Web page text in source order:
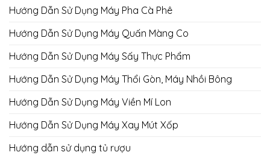
Hướng Dẫn Sử Dụng Máy Pha Cà Phê
Hướng Dẫn Sử Dụng Máy Quấn Màng Co
Hướng Dẫn Sử Dụng Máy Sấy Thực Phẩm
Hướng Dẫn Sử Dụng Máy Thổi Gòn, Máy Nhồi Bông
Hướng Dẫn Sử Dụng Máy Viền Mí Lon
Hướng Dẫn Sử Dụng Máy Xay Mút Xốp
Hướng dẫn sử dụng tủ rượu